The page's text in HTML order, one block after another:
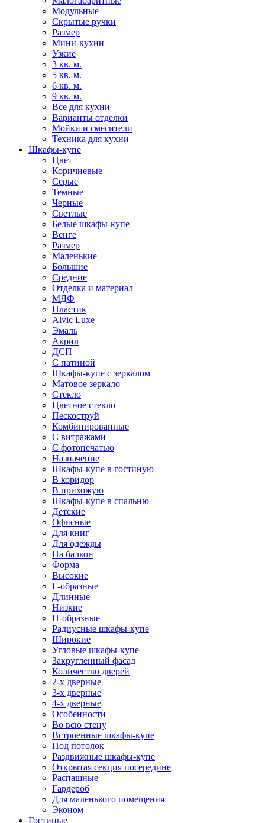
Модульные
Скрытые ручки
Размер
Мини-кухни
Узкие
3 кв. м.
5 кв. м.
6 кв. м.
9 кв. м.
Все для кухни
Варианты отделки
Мойки и смесители
Техника для кухни
Шкафы-купе
Цвет
Коричневые
Серые
Темные
Черные
Светлые
Белые шкафы-купе
Венге
Размер
Маленькие
Большие
Средние
Отделка и материал
МДФ
Пластик
Alvic Luxe
Эмаль
Акрил
ДСП
С патиной
Шкафы-купе с зеркалом
Матовое зеркало
Стекло
Цветное стекло
Пескоструй
Комбинированные
С витражами
С фотопечатью
Назначение
Шкафы-купе в гостиную
В коридор
В прихожую
Шкафы-купе в спальню
Детские
Офисные
Для книг
Для одежды
На балкон
Форма
Высокие
Г-образные
Длинные
Низкие
П-образные
Радиусные шкафы-купе
Широкие
Угловые шкафы-купе
Закругленный фасад
Количество дверей
2-х дверные
3-х дверные
4-х дверные
Особенности
Во всю стену
Встроенные шкафы-купе
Под потолок
Раздвижные шкафы-купе
Открытая секция посередине
Распашные
Гардероб
Для маленького помещения
Эконом
Гостиные